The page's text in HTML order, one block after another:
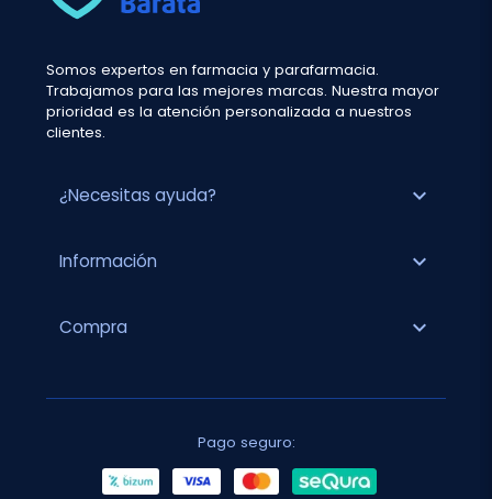
Somos expertos en farmacia y parafarmacia.
Trabajamos para las mejores marcas. Nuestra mayor
prioridad es la atención personalizada a nuestros
clientes.
¿Necesitas ayuda? expand_more
Información expand_more
Compra expand_more
Pago seguro: